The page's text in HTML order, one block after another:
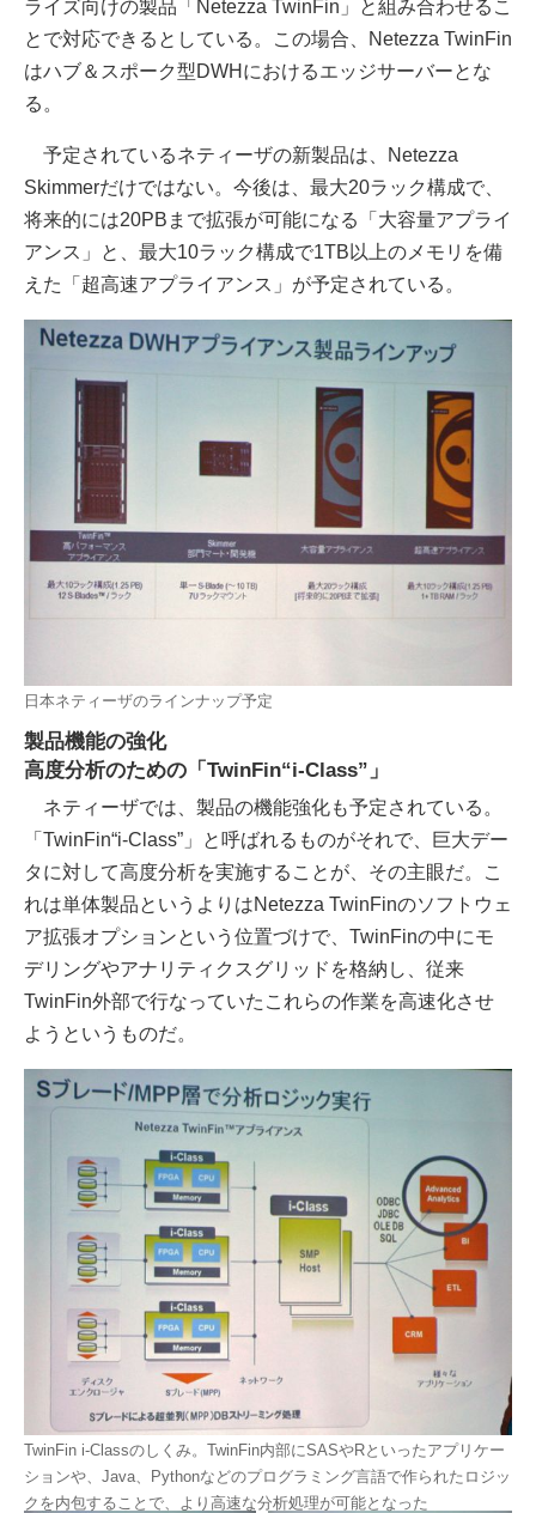
ライズ向けの製品「Netezza TwinFin」と組み合わせるこ
とで対応できるとしている。この場合、Netezza TwinFin
はハブ＆スポーク型DWHにおけるエッジサーバーとな
る。
予定されているネティーザの新製品は、Netezza
Skimmerだけではない。今後は、最大20ラック構成で、
将来的には20PBまで拡張が可能になる「大容量アプライ
アンス」と、最大10ラック構成で1TB以上のメモリを備
えた「超高速アプライアンス」が予定されている。
日本ネティーザのラインナップ予定
製品機能の強化
高度分析のための「TwinFin“i-Class”」
ネティーザでは、製品の機能強化も予定されている。
「TwinFin“i-Class”」と呼ばれるものがそれで、巨大デー
タに対して高度分析を実施することが、その主眼だ。こ
れは単体製品というよりはNetezza TwinFinのソフトウェ
ア拡張オプションという位置づけで、TwinFinの中にモ
デリングやアナリティクスグリッドを格納し、従来
TwinFin外部で行なっていたこれらの作業を高速化させ
ようというものだ。
TwinFin i-Classのしくみ。TwinFin内部にSASやRといったアプリケー
ションや、Java、Pythonなどのプログラミング言語で作られたロジッ
クを内包することで、より高速な分析処理が可能となった